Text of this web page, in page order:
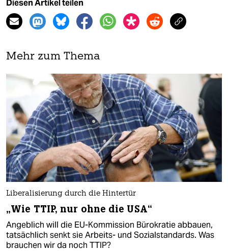
Diesen Artikel teilen
Mehr zum Thema
Liberalisierung durch die Hintertür
„Wie TTIP, nur ohne die USA“
Angeblich will die EU-Kommission Bürokratie abbauen,
tatsächlich senkt sie Arbeits- und Sozialstandards. Was
brauchen wir da noch TTIP?